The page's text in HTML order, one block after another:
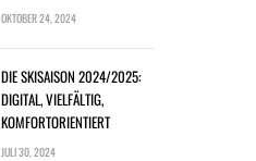
OKTOBER 24, 2024
DIE SKISAISON 2024/2025:
DIGITAL, VIELFÄLTIG,
KOMFORTORIENTIERT
JULI 30, 2024